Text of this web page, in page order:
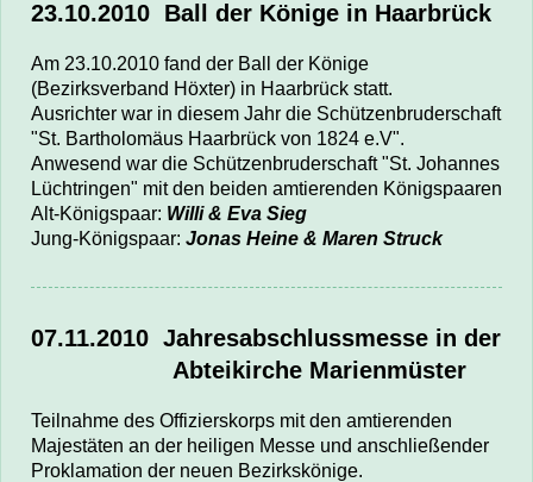
23.10.2010 Ball der Könige in Haarbrück
Am 23.10.2010 fand der Ball der Könige
(Bezirksverband Höxter) in Haarbrück statt.
Ausrichter war in diesem Jahr die Schützenbruderschaft
"St. Bartholomäus Haarbrück von 1824 e.V".
Anwesend war die Schützenbruderschaft "St. Johannes
Lüchtringen" mit den beiden amtierenden Königspaaren
Alt-Königspaar: Willi & Eva Sieg
Jung-Königspaar: Jonas Heine & Maren Struck
07.11.2010 Jahresabschlussmesse in der
Abteikirche Marienmüster
Teilnahme des Offizierskorps mit den amtierenden
Majestäten an der heiligen Messe und anschließender
Proklamation der neuen Bezirkskönige.